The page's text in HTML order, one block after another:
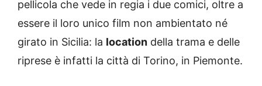
pellicola che vede in regia i due comici, oltre a
essere il loro unico film non ambientato né
girato in Sicilia: la location della trama e delle
riprese è infatti la città di Torino, in Piemonte.